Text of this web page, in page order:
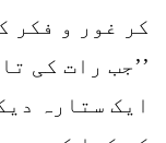
کر غور و فکر
’’جب رات کی
ایک ستارہ